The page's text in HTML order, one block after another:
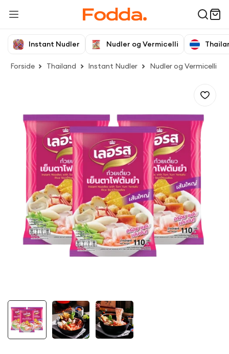
Instant Nudler Nudler og Vermicelli
Forside Thailand Instant Nudler Nudler og Vermicelli